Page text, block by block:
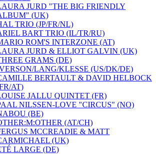
JURD "THE BIG FRIENDLY
(UK)
TRIO (JP/FR/NL)
BART TRIO (IL/TR/RU)
ROM'S INTERZONE (AT)
JURD & ELLIOT GALVIN (UK)
GRAMS (DE)
LANG/KLESSE (US/DK/DE)
BERTAULT & DAVID HELBOCK
AT)
JALLU QUINTET (FR)
NILSSEN-LOVE "CIRCUS" (NO)
(BE)
(AT/CH)
MCCREADIE & MATT
(UK)
LARGE (DE)